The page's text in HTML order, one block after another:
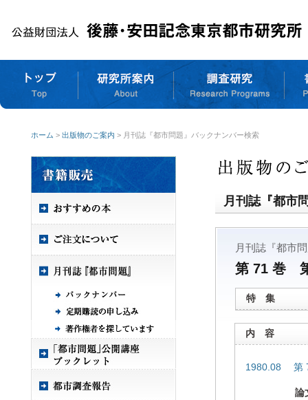
ホーム > 出版物のご案内 > 月刊誌『都市問題』バックナンバー検索
月刊誌『都市
月刊誌『都市
第 71 巻
特 集
内 容
1980.08 第
論